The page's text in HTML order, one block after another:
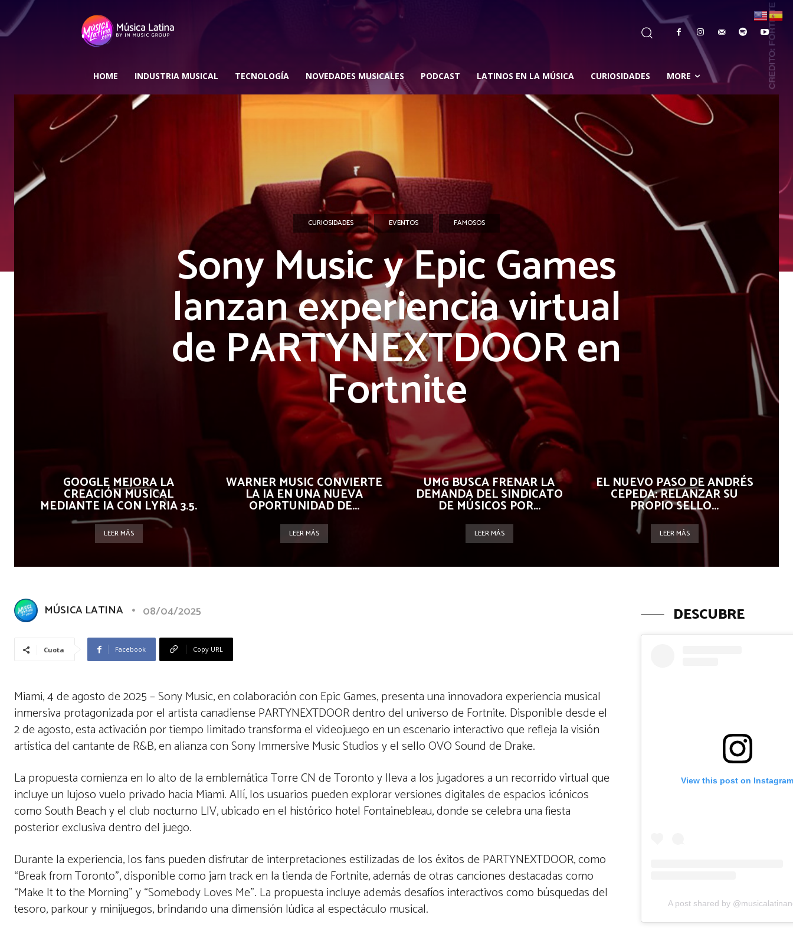
HOME INDUSTRIA MUSICAL TECNOLOGÍA NOVEDADES MUSICALES PODCAST LATINOS EN LA MÚSICA CURIOSIDADES MORE
CURIOSIDADES EVENTOS FAMOSOS
Sony Music y Epic Games
lanzan experiencia virtual
de PARTYNEXTDOOR en
Fortnite
GOOGLE MEJORA LA
CREACIÓN MUSICAL
MEDIANTE IA CON LYRIA 3.5.
LEER MÁS
WARNER MUSIC CONVIERTE
LA IA EN UNA NUEVA
OPORTUNIDAD DE...
LEER MÁS
UMG BUSCA FRENAR LA
DEMANDA DEL SINDICATO
DE MÚSICOS POR...
LEER MÁS
EL NUEVO PASO DE ANDRÉS
CEPEDA: RELANZAR SU
PROPIO SELLO...
LEER MÁS
MÚSICA LATINA 08/04/2025
Cuota Facebook Copy URL
Miami, 4 de agosto de 2025 – Sony Music, en colaboración con Epic Games, presenta una innovadora experiencia musical
inmersiva protagonizada por el artista canadiense PARTYNEXTDOOR dentro del universo de Fortnite. Disponible desde el
2 de agosto, esta activación por tiempo limitado transforma el videojuego en un escenario interactivo que refleja la visión
artística del cantante de R&B, en alianza con Sony Immersive Music Studios y el sello OVO Sound de Drake.
La propuesta comienza en lo alto de la emblemática Torre CN de Toronto y lleva a los jugadores a un recorrido virtual que
incluye un lujoso vuelo privado hacia Miami. Allí, los usuarios pueden explorar versiones digitales de espacios icónicos
como South Beach y el club nocturno LIV, ubicado en el histórico hotel Fontainebleau, donde se celebra una fiesta
posterior exclusiva dentro del juego.
Durante la experiencia, los fans pueden disfrutar de interpretaciones estilizadas de los éxitos de PARTYNEXTDOOR, como
“Break from Toronto”, disponible como jam track en la tienda de Fortnite, además de otras canciones destacadas como
“Make It to the Morning” y “Somebody Loves Me”. La propuesta incluye además desafíos interactivos como búsquedas del
tesoro, parkour y minijuegos, brindando una dimensión lúdica al espectáculo musical.
DESCUBRE
View this post on
A post shared by